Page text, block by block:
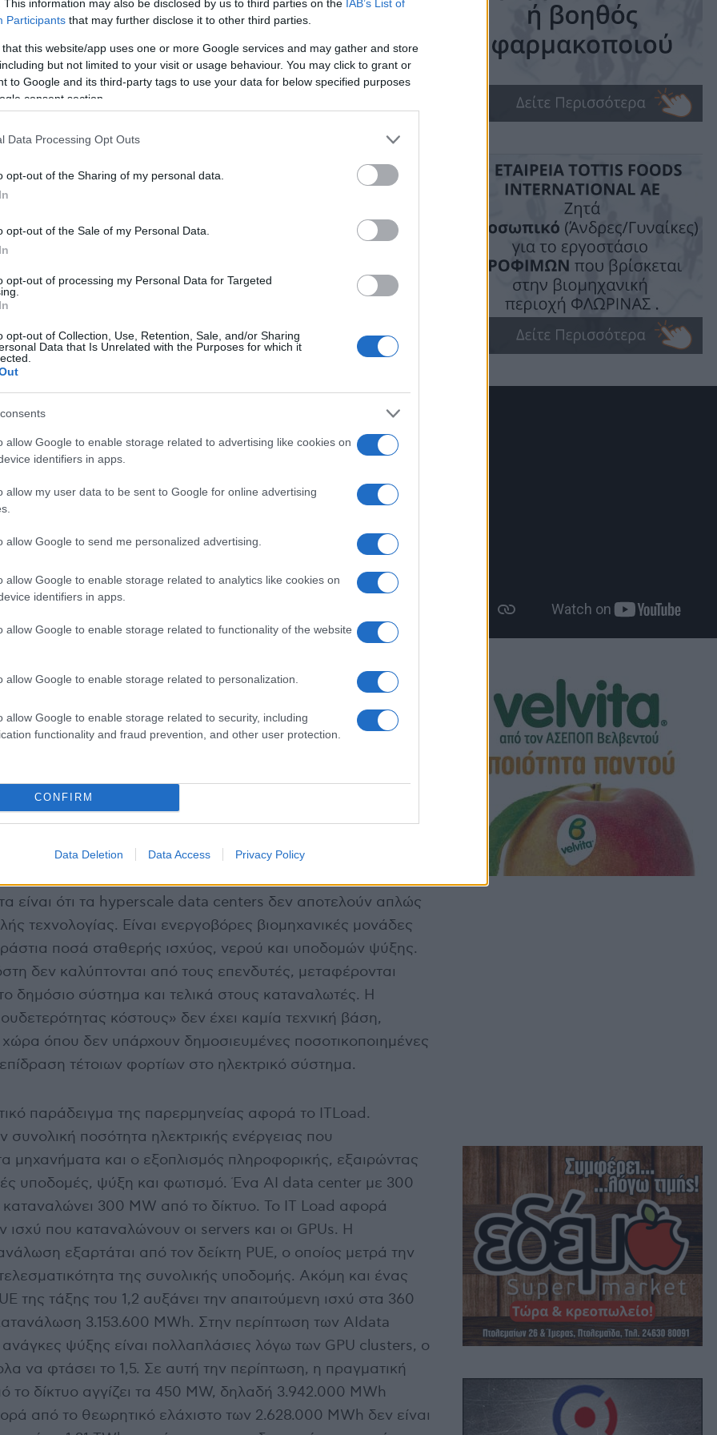
This information may also be disclosed by us to third parties on the IAB’s List of
Participants that may further disclose it to other third parties.
that this website/app uses one or more Google services and may gather and store
but not limited to your visit or usage behaviour. You may click to grant or
to Google and its third-party tags to use your data for below specified purposes
consent section.
Data Processing Opt Outs
opt-out of the Sharing of my personal data.
opt-out of the Sale of my Personal Data.
opt-out of processing my Personal Data for Targeted
opt-out of Collection, Use, Retention, Sale, and/or Sharing
Data that Is Unrelated with the Purposes for which it
allow Google to enable storage related to advertising like cookies on
identifiers in apps.
allow my user data to be sent to Google for online advertising
allow Google to send me personalized advertising.
allow Google to enable storage related to analytics like cookies on
identifiers in apps.
allow Google to enable storage related to functionality of the website
allow Google to enable storage related to personalization.
allow Google to enable storage related to security, including
functionality and fraud prevention, and other user protection.
CONFIRM
Data Deletion Data Access Privacy Policy
και μάθετε πρώτοι όλες τις ειδήσεις!
για την εγκατάσταση hyperscale data
Ελλάδα εξελίσσεται με τρόπο που
θυμίζει επικοινωνιακή εκστρατεία
τεχνική και περιβαλλοντική
επικεντρώνεται σχεδόν αποκλειστικά στα υποτιθέμενα
μετάβασης», χωρίς να εξετάσει το πραγματικό
υδρολογικό αποτύπωμα αυτών των εγκαταστάσεων. Η χώρα
οι αναγκαίες ανεξάρτητες μελέτες που θα
πράγματι να υποστηρίξουν τέτοιου μεγέθους φορτία.
είναι ότι τα hyperscale data centers δεν αποτελούν απλώς
τεχνολογίας. Είναι ενεργοβόρες βιομηχανικές μονάδες
ποσά σταθερής ισχύος, νερού και υποδομών ψύξης.
δεν καλύπτονται από τους επενδυτές, μεταφέρονται
δημόσιο σύστημα και τελικά στους καταναλωτές. Η
κόστους» δεν έχει καμία τεχνική βάση,
χώρα όπου δεν υπάρχουν δημοσιευμένες ποσοτικοποιημένες
τέτοιων φορτίων στο ηλεκτρικό σύστημα.
παράδειγμα της παρερμηνείας αφορά το ITLoad.
συνολική ποσότητα ηλεκτρικής ενέργειας που
μηχανήματα και ο εξοπλισμός πληροφορικής, εξαιρώντας
υποδομές, ψύξη και φωτισμό. Ένα AI data center με 300
300 MW από το δίκτυο. Το IT Load αφορά
ισχύ που καταναλώνουν οι servers και οι GPUs. Η
εξαρτάται από τον δείκτη PUE, ο οποίος μετρά την
της συνολικής υποδομής. Ακόμη και ένας
της τάξης του 1,2 αυξάνει την απαιτούμενη ισχύ στα 360
3.153.600 MWh. Στην περίπτωση των AIdata
ψύξης είναι πολλαπλάσιες λόγω των GPU clusters, ο
να φτάσει το 1,5. Σε αυτή την περίπτωση, η πραγματική
δίκτυο αγγίζει τα 450 MW, δηλαδή 3.942.000 MWh
από το θεωρητικό ελάχιστο των 2.628.000 MWh δεν είναι